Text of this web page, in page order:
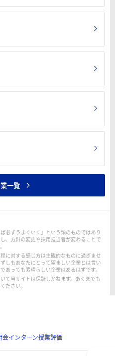
一覧
必ずうまくいく」という類のものではあり
、方針の変更や採用担当者が変わることで
に対する感じ方は主観的なものに過ぎませ
しもあなたにとって望ましい企業とは言い
あっても素晴らしい企業はあるはずです。
て当サイトは保証しかねます。あくまでも
ださい。
会インターン授業評価